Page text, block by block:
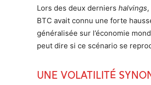
Lors des deux derniers halvings
BTC avait connu une forte
généralisée sur l’économie
peut dire si ce scénario se
Une volatilité